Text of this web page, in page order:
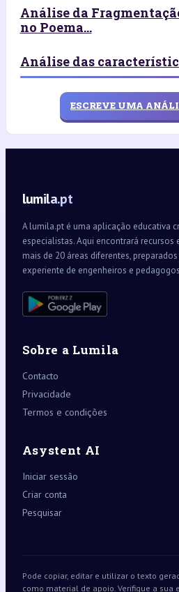
Análise da
no Poema...
Análise das
ESCREVE UMA
lumila.pt
A lumila.pt é uma aplicação educativa
especialistas. Aqui encontrará recursos
mais de 20 áreas diferentes,
experiente de engenheiros e
Sobre a Lumila
Contacto
Privacidade
Termos e condições
Asystent AI
Iniciar sessão
Criar conta
Pesquisar
Pode copiar, editar e utilizar o texto
como material de apoio. Verifique a sua